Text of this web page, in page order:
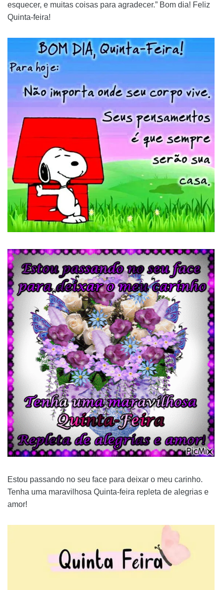
esquecer, e muitas coisas para agradecer.” Bom dia! Feliz
Quinta-feira!
Estou passando no seu face para deixar o meu carinho.
Tenha uma maravilhosa Quinta-feira repleta de alegrias e
amor!